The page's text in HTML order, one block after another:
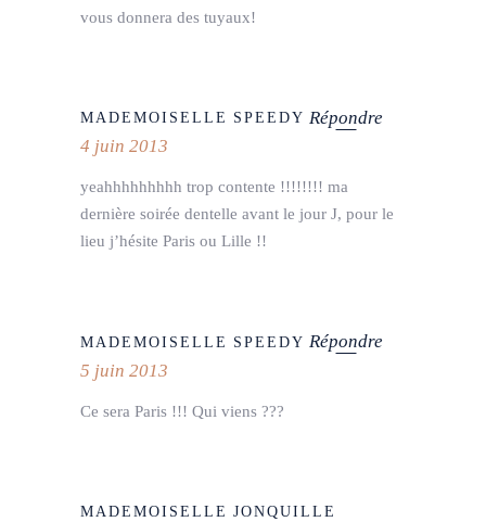
vous donnera des tuyaux!
MADEMOISELLE SPEEDY Répondre
4 juin 2013
yeahhhhhhhhh trop contente !!!!!!!! ma
dernière soirée dentelle avant le jour J, pour le
lieu j’hésite Paris ou Lille !!
MADEMOISELLE SPEEDY Répondre
5 juin 2013
Ce sera Paris !!! Qui viens ???
MADEMOISELLE JONQUILLE